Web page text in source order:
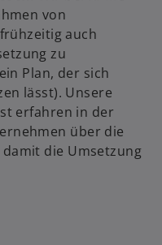
von
auch
zu
Plan, der sich
lässt). Unsere
erfahren in der
über die
die Umsetzung